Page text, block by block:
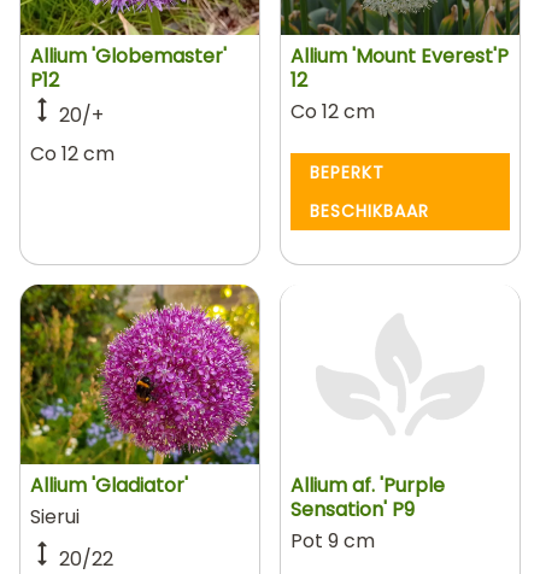
Allium 'Globemaster'
P12
20/+
Co 12 cm
Allium 'Mount Everest'P
12
Co 12 cm
BEPERKT
BESCHIKBAAR
Allium 'Gladiator'
Sierui
20/22
Allium af. 'Purple
Sensation' P9
Pot 9 cm